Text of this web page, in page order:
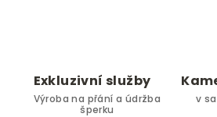
Exkluzivní služby
Výroba na přání a údržba
šperku
v